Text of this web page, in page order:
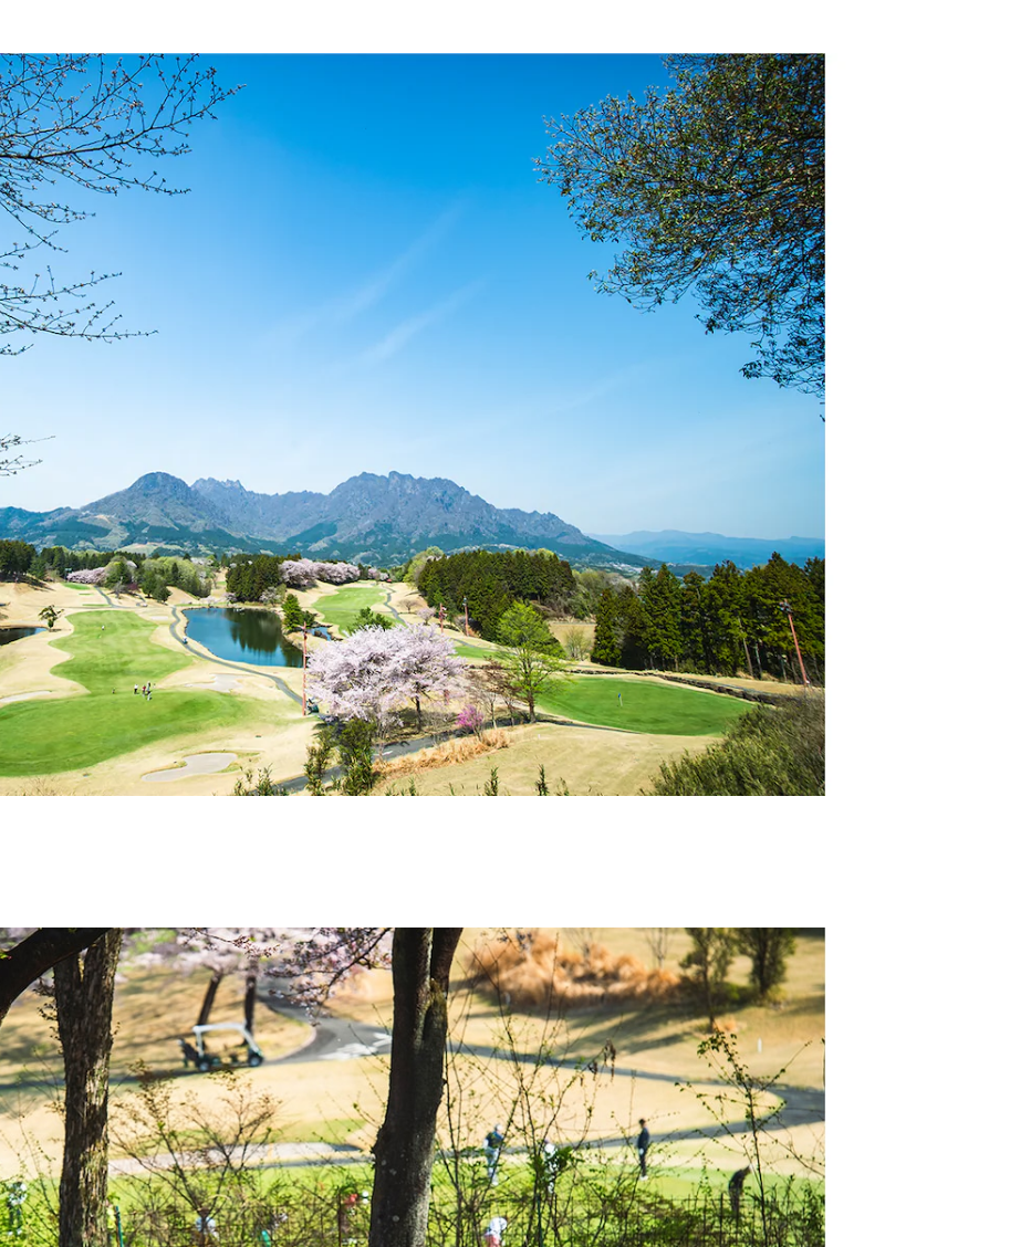
試乗リクエ
スト
オンライン
ショールー
ム
Compact
試乗リクエ
スト
オンライン
ショールー
ム
Coupé
All Coupé
CLE Coupé
Door-Coupé
Mercedes-
AMG GT
4-Door-
Coupé
New電気
試乗リクエ
スト
オンライン
ショールー
ム
Cabriolet/Roadster